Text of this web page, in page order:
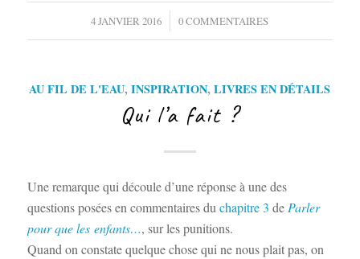
4 JANVIER 2016
/ 0 COMMENTAIRES
AU FIL DE L'EAU,INSPIRATION,LIVRES EN DÉTAILS
Qui l’a fait ?
Une remarque qui découle d’une réponse à une des
questions posées en commentaires duchapitre 3 deParler
pour que les enfants…, sur les punitions.
Quand on constate quelque chose qui ne nous plait pas, on